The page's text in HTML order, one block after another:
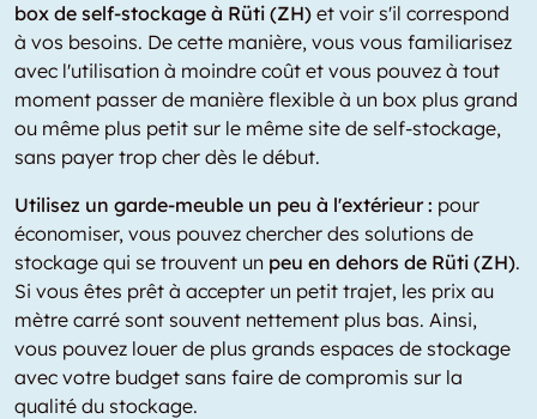
box de self-stockage à Rüti (ZH) et voir s'il correspond
à vos besoins. De cette manière, vous vous familiarisez
avec l'utilisation à moindre coût et vous pouvez à tout
moment passer de manière flexible à un box plus grand
ou même plus petit sur le même site de self-stockage,
sans payer trop cher dès le début.
Utilisez un garde-meuble un peu à l'extérieur : pour
économiser, vous pouvez chercher des solutions de
stockage qui se trouvent un peu en dehors de Rüti (ZH).
Si vous êtes prêt à accepter un petit trajet, les prix au
mètre carré sont souvent nettement plus bas. Ainsi,
vous pouvez louer de plus grands espaces de stockage
avec votre budget sans faire de compromis sur la
qualité du stockage.